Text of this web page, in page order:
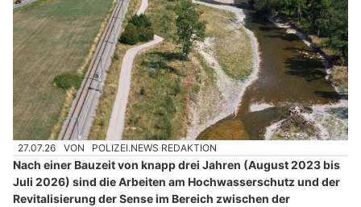
27.07.26 VON POLIZEI.NEWS REDAKTION
Nach einer Bauzeit von knapp drei Jahren (August 2023 bis
Juli 2026) sind die Arbeiten am Hochwasserschutz und der
Revitalisierung der Sense im Bereich zwischen der